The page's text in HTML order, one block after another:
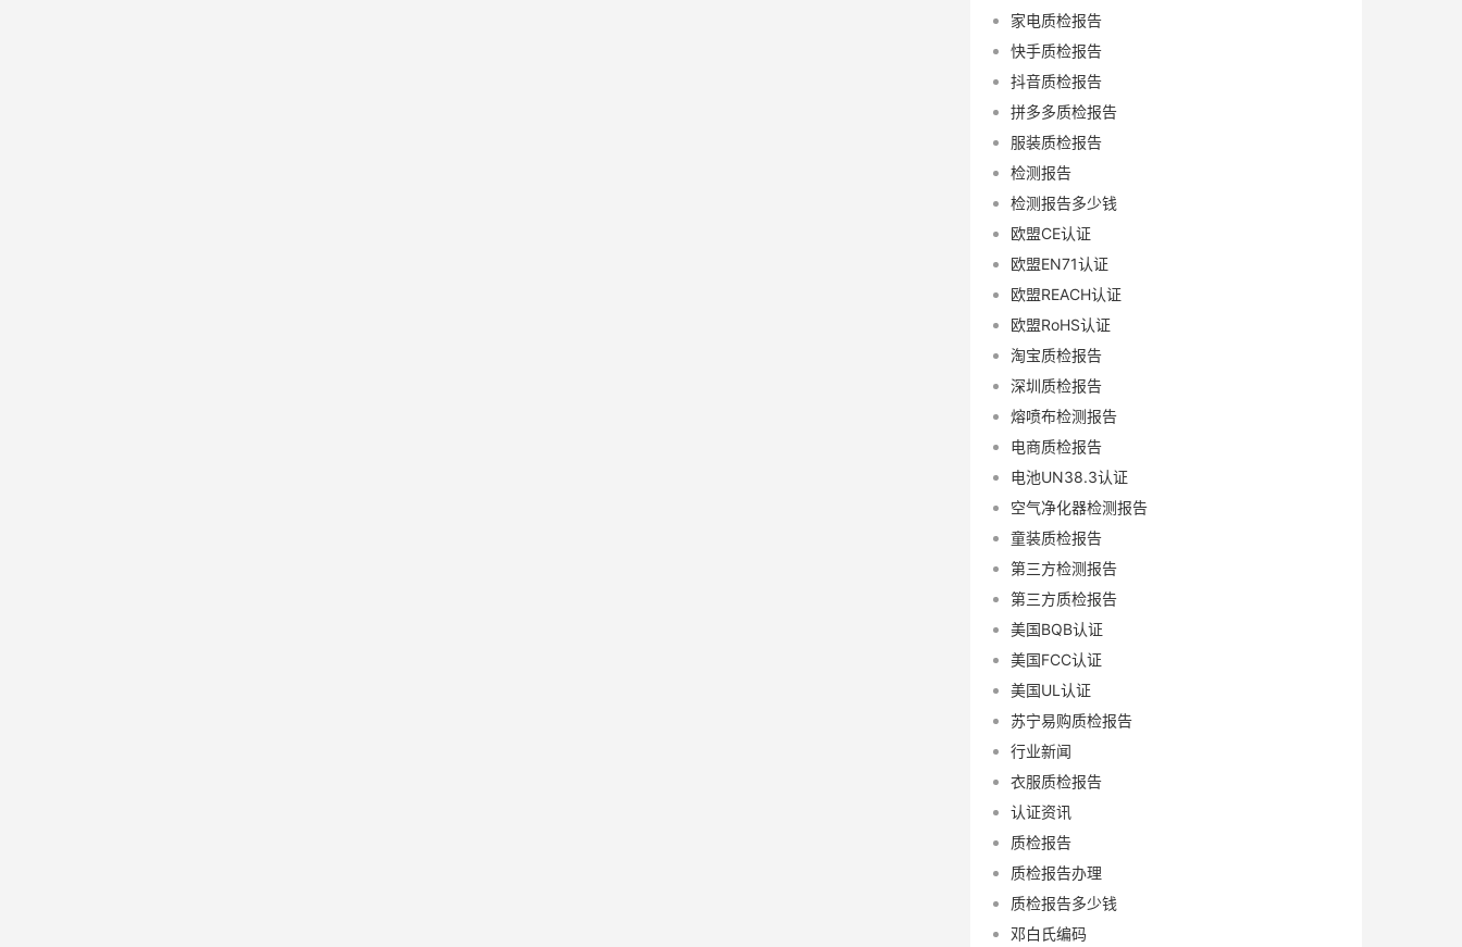
家电质检报告
快手质检报告
抖音质检报告
拼多多质检报告
服装质检报告
检测报告
检测报告多少钱
欧盟CE认证
欧盟EN71认证
欧盟REACH认证
欧盟RoHS认证
淘宝质检报告
深圳质检报告
熔喷布检测报告
电商质检报告
电池UN38.3认证
空气净化器检测报告
童装质检报告
第三方检测报告
第三方质检报告
美国BQB认证
美国FCC认证
美国UL认证
苏宁易购质检报告
行业新闻
衣服质检报告
认证资讯
质检报告
质检报告办理
质检报告多少钱
邓白氏编码